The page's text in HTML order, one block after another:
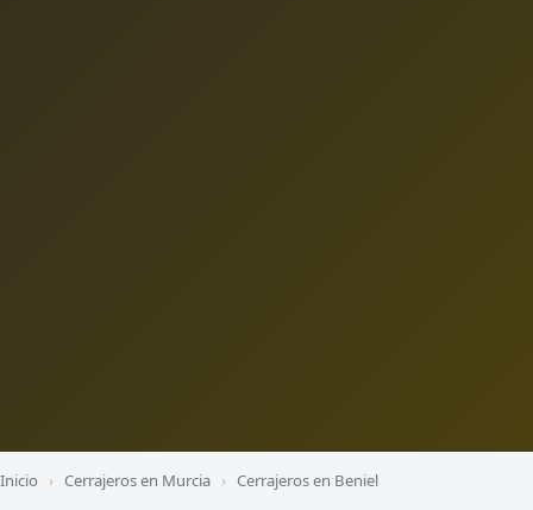
Inicio › Cerrajeros en Murcia › Cerrajeros en Beniel